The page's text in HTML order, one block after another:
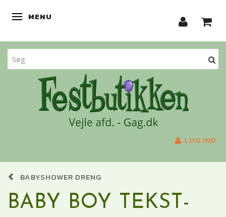
SKIFTE NAVIGATION
MENU
LOG IND
BABYSHOWER DRENG
BABY BOY TEKST-